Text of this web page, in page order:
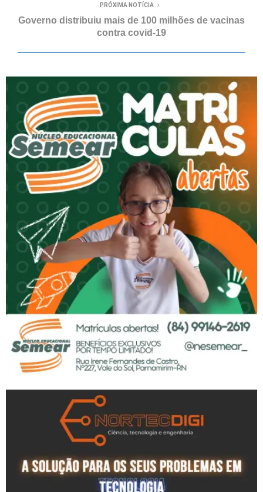
PRÓXIMA NOTÍCIA
Governo distribuiu mais de 100 milhões de vacinas
contra covid-19